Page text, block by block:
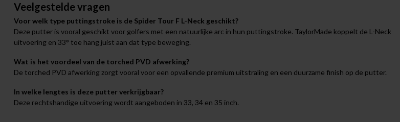
Veelgestelde vragen
Voor welk type puttingstroke is de Spider Tour F L-Neck geschikt?
Deze putter is vooral geschikt voor golfers met een natuurlijke arc in hun puttingstroke. TaylorMade koppelt de L-Neck
uitvoering en 33° toe hang juist aan dat type beweging.
Wat is het voordeel van de torched PVD afwerking?
De torched PVD afwerking zorgt vooral voor een opvallende premium uitstraling en een duurzame finish op de putter.
In welke lengtes is deze putter verkrijgbaar?
Deze rechtshandige uitvoering wordt aangeboden in 33, 34 en 35 inch.